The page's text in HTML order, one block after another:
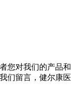
您对我们的产品和
们留言，健尔康医